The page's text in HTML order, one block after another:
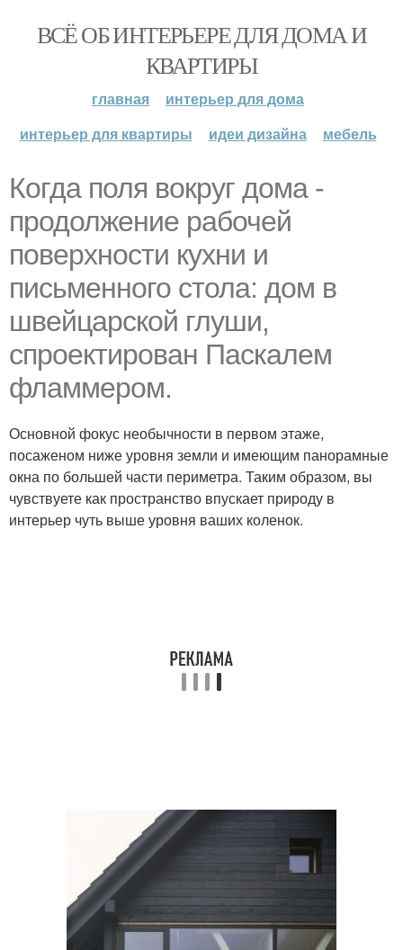
ВСЁ ОБ ИНТЕРЬЕРЕ ДЛЯ ДОМА И
КВАРТИРЫ
главная
интерьер для дома
интерьер для квартиры
идеи дизайна мебель
Когда поля вокруг дома -
продолжение рабочей
поверхности кухни и
письменного стола: дом в
швейцарской глуши,
спроектирован Паскалем
фламмером.
Основной фокус необычности в первом этаже,
посаженом ниже уровня земли и имеющим панорамные
окна по большей части периметра. Таким образом, вы
чувствуете как пространство впускает природу в
интерьер чуть выше уровня ваших коленок.